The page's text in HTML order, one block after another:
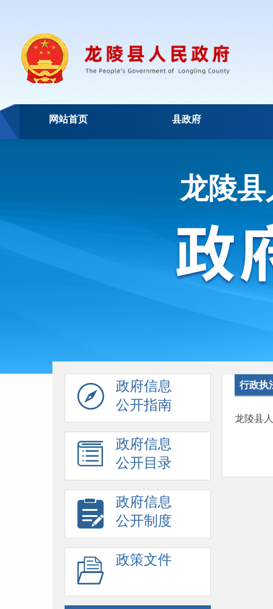
网站首页 县政府
龙陵
政府信息
公开指南
政府信息
公开目录
政府信息
公开制度
政策文件
行政执
龙陵县